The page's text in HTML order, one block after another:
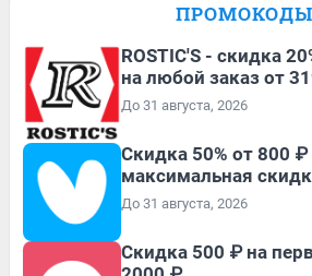
ПРОМОКОДЫ
ROSTIC'S - скидка
на любой заказ от
До 31 августа, 2026
Скидка 50% от 800
максимальная
До 31 августа, 2026
Скидка 500 ₽ на